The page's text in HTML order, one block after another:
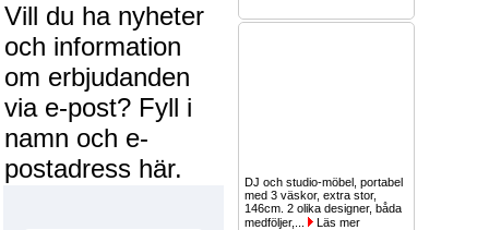
Vill du ha nyheter
och information
om erbjudanden
via e-post? Fyll i
namn och e-
postadress här.
DJ och studio-möbel, portabel
med 3 väskor, extra stor,
146cm. 2 olika designer, båda
medföljer,...
Läs mer